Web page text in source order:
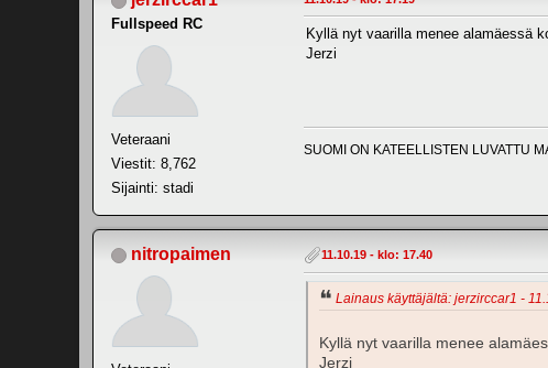
Fullspeed RC
Veteraani
Viestit: 8,762
Sijainti: stadi
Kyllä nyt vaarilla menee alamäessä
Jerzi
SUOMI ON KATEELLISTEN LUVATTU
nitropaimen 11.10.19 - klo: 17.40
Lainaus käyttäjältä: jerzirccar1 -
Kyllä nyt vaarilla menee
Jerzi